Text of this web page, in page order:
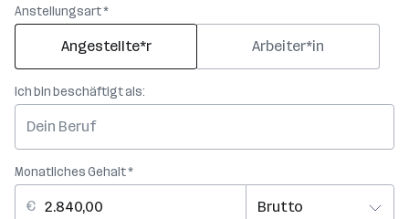
Anstellungsart *
Angestellte*r Arbeiter*in
Ich bin beschäftigt als:
Monatliches Gehalt *